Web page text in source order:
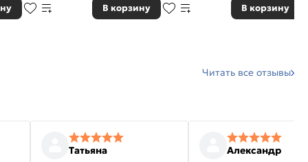
В корзину В корзину
Читать все отзывы
Татьяна Александр